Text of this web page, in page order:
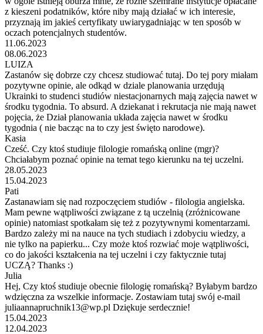
z kieszeni podatników, które niby mają działać w ich interesie,
przyznają im jakieś certyfikaty uwiarygadniając w ten sposób w
oczach potencjalnych studentów.
11.06.2023
08.06.2023
LUIZA
Zastanów się dobrze czy chcesz studiować tutaj. Do tej pory miałam
pozytywne opinie, ale odkąd w dziale planowania urzędują
Ukrainki to studenci studiów niestacjonarnych mają zajęcia nawet w
środku tygodnia. To absurd. A dziekanat i rekrutacja nie mają nawet
pojęcia, że Dział planowania układa zajęcia nawet w środku
tygodnia ( nie bacząc na to czy jest święto narodowe).
Kasia
Cześć. Czy ktoś studiuje filologie romańską online (mgr)?
Chciałabym poznać opinie na temat tego kierunku na tej uczelni.
28.05.2023
15.04.2023
Pati
Zastanawiam się nad rozpoczęciem studiów - filologia angielska.
Mam pewne wątpliwości związane z tą uczelnią (zróżnicowane
opinie) natomiast spotkałam się też z pozytywnymi komentarzami.
Bardzo zależy mi na nauce na tych studiach i zdobyciu wiedzy, a
nie tylko na papierku... Czy może ktoś rozwiać moje wątpliwości,
co do jakości kształcenia na tej uczelni i czy faktycznie tutaj
UCZĄ? Thanks :)
Julia
Hej, Czy ktoś studiuje obecnie filologię romańską? Byłabym bardzo
wdzięczna za wszelkie informacje. Zostawiam tutaj swój e-mail
juliaannapruchnik13@wp.pl Dziękuje serdecznie!
15.04.2023
12.04.2023